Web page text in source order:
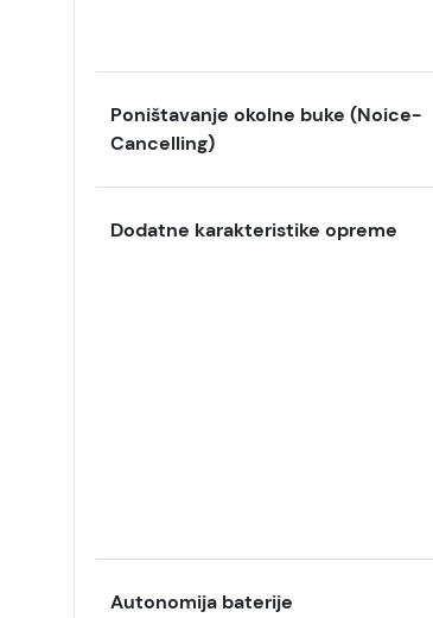
Poništavanje okolne buke (Noice-
Cancelling)
Dodatne karakteristike opreme
Autonomija baterije